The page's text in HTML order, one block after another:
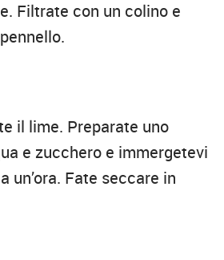
Filtrate con un colino e
il lime. Preparate uno
e zucchero e immergetevi
un’ora. Fate seccare in